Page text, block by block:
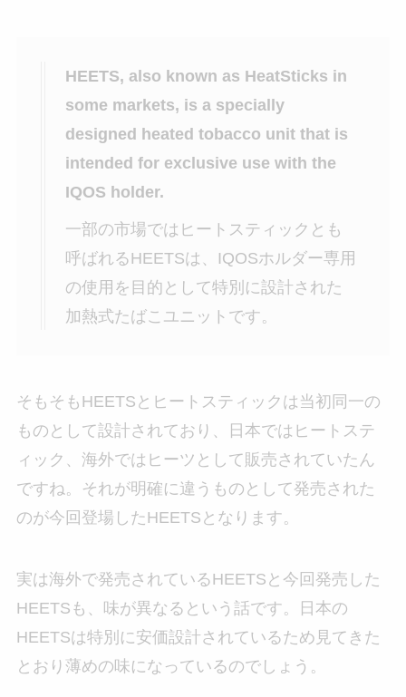
HEETS, also known as HeatSticks in
some markets, is a specially
designed heated tobacco unit that is
intended for exclusive use with the
IQOS holder.
一部の市場ではヒートスティックとも
呼ばれるHEETSは、IQOSホルダー専用
の使用を目的として特別に設計された
加熱式たばこユニットです。
そもそもHEETSとヒートスティックは当初同一の
ものとして設計されており、日本ではヒートステ
ィック、海外ではヒーツとして販売されていたん
ですね。それが明確に違うものとして発売された
のが今回登場したHEETSとなります。
実は海外で発売されているHEETSと今回発売した
HEETSも、味が異なるという話です。日本の
HEETSは特別に安価設計されているため見てきた
とおり薄めの味になっているのでしょう。